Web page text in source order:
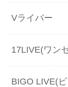
Vライバー
17LIVE(ワン
BIGO LIVE(